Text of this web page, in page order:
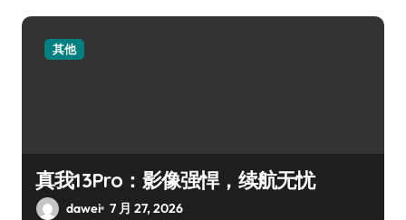
其他
真我13Pro：影像强悍，续航无忧
dawei 7 月 27, 2026